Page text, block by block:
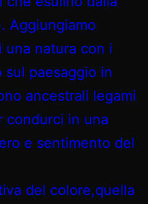
Aggiungiamo
una natura con i
sul paesaggio in
ancestrali legami
condurci in una
e sentimento del
del colore,quella